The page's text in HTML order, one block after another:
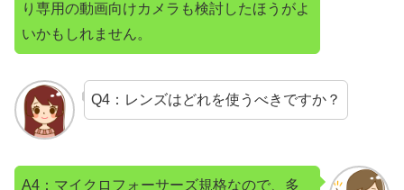
り専用の動画向けカメラも検討したほうがよ
いかもしれません。
Q4：レンズはどれを使うべきですか？
A4：マイクロフォーサーズ規格なので、多